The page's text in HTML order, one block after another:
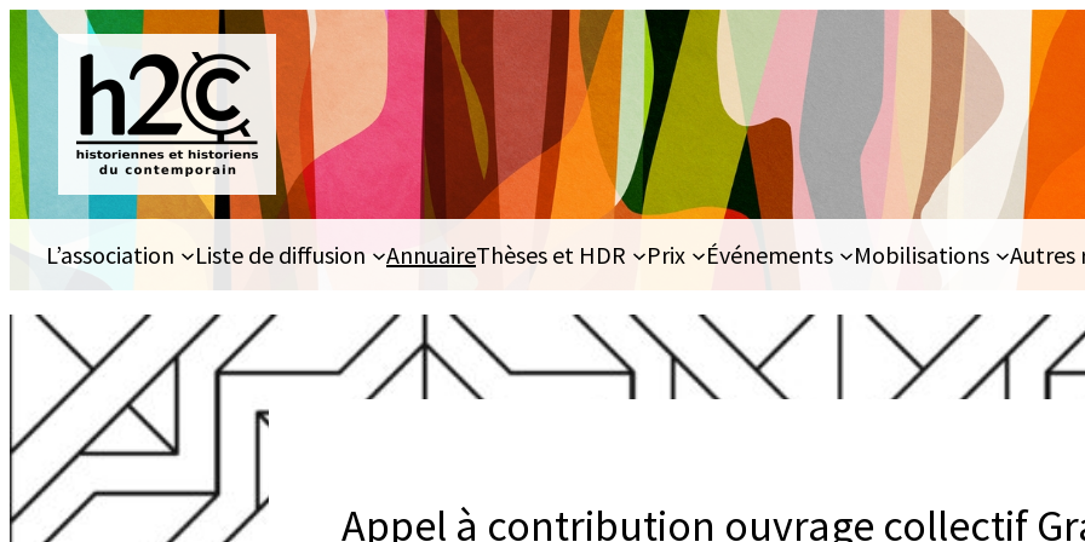
Aller
au
contenu
L’association Liste de diffusion AnnuaireThèses et HDR Prix Événements Mobilisations Autres
Appel à contribution ouvrage collectif